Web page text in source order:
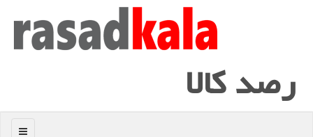
رصد كالا
منو